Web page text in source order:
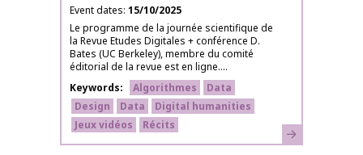
Event dates 15/10/2025
Le programme de la journée scientifique de
la Revue Etudes Digitales + conférence D.
Bates (UC Berkeley), membre du comité
éditorial de la revue est en ligne....
Keywords
Algorithmes
Data
Design
Data
Digital humanities
Jeux vidéos
Récits Learn more